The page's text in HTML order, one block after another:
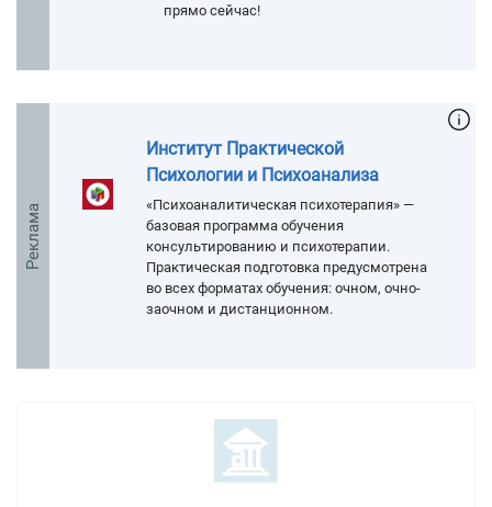
прямо сейчас!
Реклама
Институт Практической
Психологии и Психоанализа
«Психоаналитическая психотерапия» —
базовая программа обучения
консультированию и психотерапии.
Практическая подготовка предусмотрена
во всех форматах обучения: очном, очно-
заочном и дистанционном.